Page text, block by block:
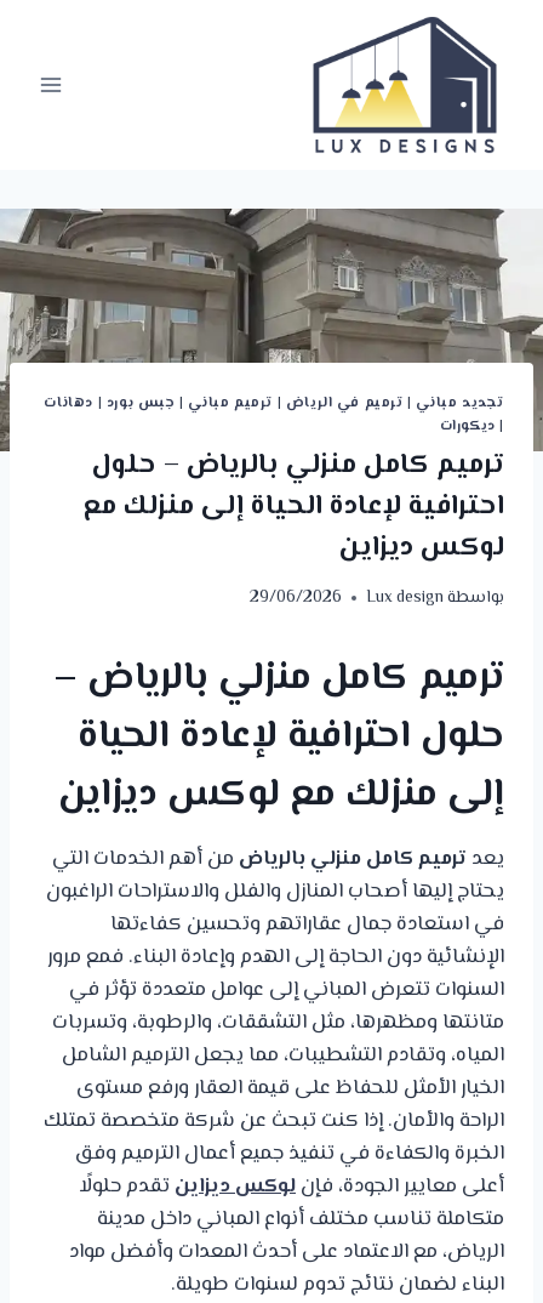
المحتوى
تجديد مباني | ترميم في الرياض | ترميم مباني | جبس بورد | دهانات
| ديكورات
ترميم كامل منزلي بالرياض – حلول
احترافية لإعادة الحياة إلى منزلك مع
لوكس ديزاين
بواسطةLux design
29/06/2026
ترميم كامل منزلي بالرياض –
حلول احترافية لإعادة الحياة
إلى منزلك مع لوكس ديزاين
يعد ترميم كامل منزلي بالرياض من أهم الخدمات التي
يحتاج إليها أصحاب المنازل والفلل والاستراحات الراغبون
في استعادة جمال عقاراتهم وتحسين كفاءتها
الإنشائية دون الحاجة إلى الهدم وإعادة البناء. فمع مرور
السنوات تتعرض المباني إلى عوامل متعددة تؤثر في
متانتها ومظهرها، مثل التشققات، والرطوبة، وتسربات
المياه، وتقادم التشطيبات، مما يجعل الترميم الشامل
الخيار الأمثل للحفاظ على قيمة العقار ورفع مستوى
الراحة والأمان. إذا كنت تبحث عن شركة متخصصة تمتلك
الخبرة والكفاءة في تنفيذ جميع أعمال الترميم وفق
أعلى معايير الجودة، فإنلوكس ديزاين تقدم حلولًا
متكاملة تناسب مختلف أنواع المباني داخل مدينة
الرياض، مع الاعتماد على أحدث المعدات وأفضل مواد
البناء لضمان نتائج تدوم لسنوات طويلة.